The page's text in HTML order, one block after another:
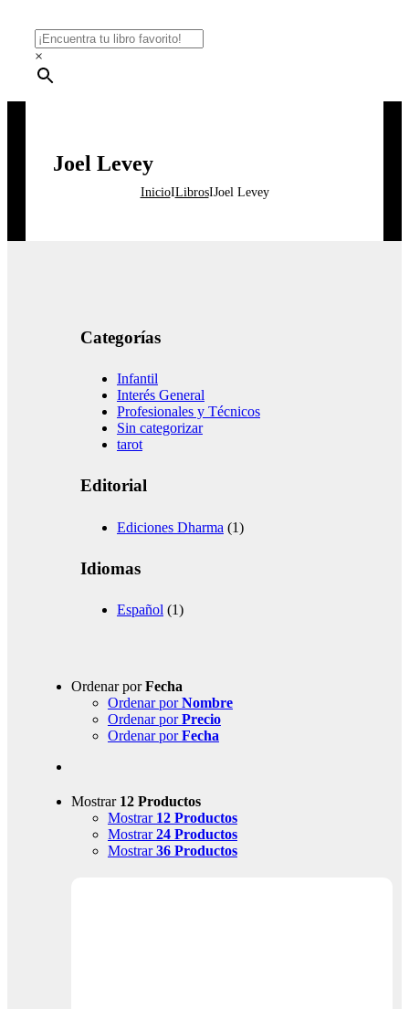
×
Joel Levey
InicioILibrosIJoel Levey
Categorías
Infantil
Interés General
Profesionales y Técnicos
Sin categorizar
tarot
Editorial
Ediciones Dharma (1)
Idiomas
Español (1)
Ordenar porFecha
Ordenar porNombre
Ordenar porPrecio
Ordenar porFecha
Mostrar 12 Productos
Mostrar 12 Productos
Mostrar24 Productos
Mostrar36 Productos